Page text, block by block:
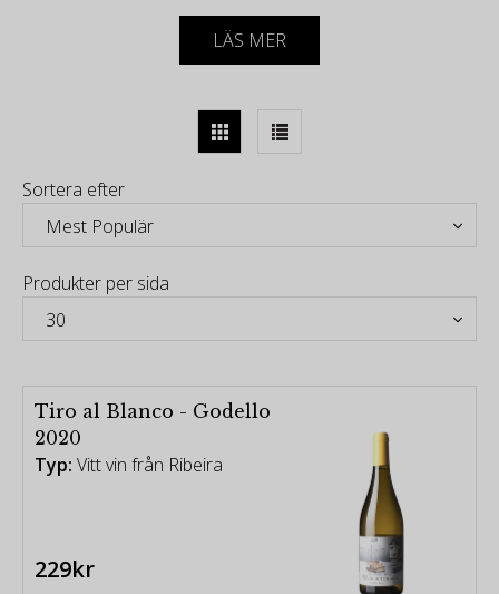
enav de mest inflytelserika familjerna på vinscenen i
landet, efter att ha gjort mer än 80 etiketter i sitt
ursprungsland fördelade på 4 vingårdar, alla
Matías Michelini är en vinodlare och oenolog, född i
vinvärlden. Brinner för livet, naturen och familjen. En
outtröttlig kreativ, avskalad från rädsla, som hissar
Respekten för landskapen han väljer präglar hans
jordmån, varje person och varje känsla som finns
där Matías bestämmer sig för att göra vin.
I O Ribeiro, i Ribadavia-området, vid sammanflödet
av floderna Avía och Miño, med granitjordar, med
något undantag av nedbruten skiffer, hittar vi hjärtat
LÄS MER
Sortera efter
Produkter per sida
Tiro al Blanco - Godello
2020
Typ: Vitt vin från Ribeira
229kr